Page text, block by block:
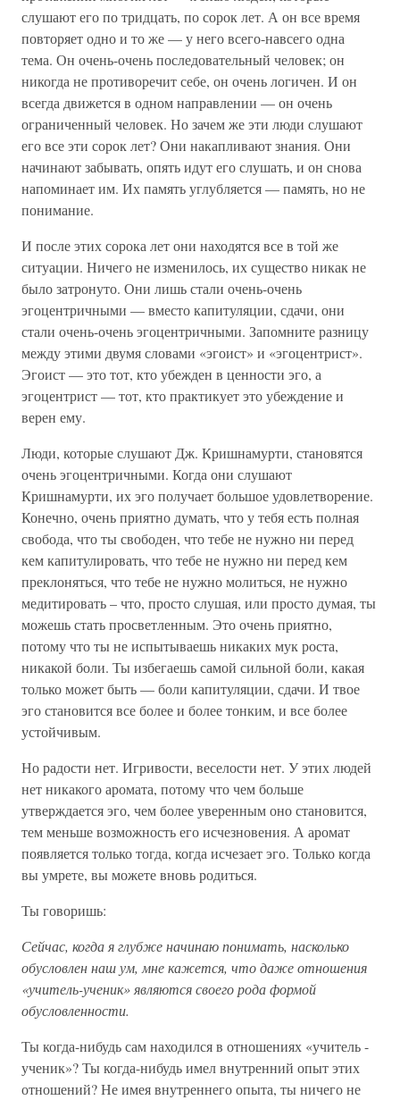
слушают его по тридцать, по сорок лет. А он все время
повторяет одно и то же — у него всего-навсего одна
тема. Он очень-очень последовательный человек; он
никогда не противоречит себе, он очень логичен. И он
всегда движется в одном направлении — он очень
ограниченный человек. Но зачем же эти люди слушают
его все эти сорок лет? Они накапливают знания. Они
начинают забывать, опять идут его слушать, и он снова
напоминает им. Их память углубляется — память, но не
понимание.
И после этих сорока лет они находятся все в той же
ситуации. Ничего не изменилось, их существо никак не
было затронуто. Они лишь стали очень-очень
эгоцентричными — вместо капитуляции, сдачи, они
стали очень-очень эгоцентричными. Запомните разницу
между этими двумя словами «эгоист» и «эгоцентрист».
Эгоист — это тот, кто убежден в ценности эго, а
эгоцентрист — тот, кто практикует это убеждение и
верен ему.
Люди, которые слушают Дж. Кришнамурти, становятся
очень эгоцентричными. Когда они слушают
Кришнамурти, их эго получает большое удовлетворение.
Конечно, очень приятно думать, что у тебя есть полная
свобода, что ты свободен, что тебе не нужно ни перед
кем капитулировать, что тебе не нужно ни перед кем
преклоняться, что тебе не нужно молиться, не нужно
медитировать – что, просто слушая, или просто думая, ты
можешь стать просветленным. Это очень приятно,
потому что ты не испытываешь никаких мук роста,
никакой боли. Ты избегаешь самой сильной боли, какая
только может быть — боли капитуляции, сдачи. И твое
эго становится все более и более тонким, и все более
устойчивым.
Но радости нет. Игривости, веселости нет. У этих людей
нет никакого аромата, потому что чем больше
утверждается эго, чем более уверенным оно становится,
тем меньше возможность его исчезновения. А аромат
появляется только тогда, когда исчезает эго. Только когда
вы умрете, вы можете вновь родиться.
Ты говоришь:
Сейчас, когда я глубже начинаю понимать, насколько
обусловлен наш ум, мне кажется, что даже отношения
«учитель-ученик» являются своего рода формой
обусловленности.
Ты когда-нибудь сам находился в отношениях «учитель -
ученик»? Ты когда-нибудь имел внутренний опыт этих
отношений? Не имея внутреннего опыта, ты ничего не